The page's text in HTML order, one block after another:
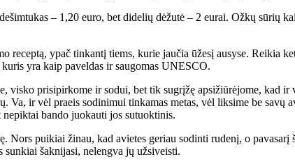
– 1,20 eu­ro, bet di­de­lių dė­žu­tė – 2 eu­rai. Ož­kų sū­rių
re­cep­tą, ypač tin­kan­tį tiems, ku­rie jau­čia ūže­sį au­sy­se. Rei­kia
yra kaip pa­vel­das ir sau­go­mas UNES­CO.
vis­ko pri­si­pir­ko­me ir so­dui, bet tik su­grį­žę ap­si­žiū­rė­jo­me, kad
Va, ir vėl pra­eis so­di­ni­mui tin­ka­mas me­tas, vėl lik­si­me be
ban­do juo­kau­ti jos su­tuok­ti­nis.
Nors pui­kiai ži­nau, kad avie­tes ge­riau so­din­ti ru­de­nį, o
šak­ni­ja­si, ne­leng­va jų už­si­veis­ti.